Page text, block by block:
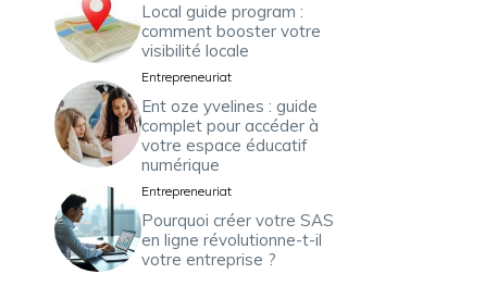
Local guide program :
comment booster votre
visibilité locale
Entrepreneuriat
Ent oze yvelines : guide
complet pour accéder à
votre espace éducatif
numérique
Entrepreneuriat
Pourquoi créer votre SAS
en ligne révolutionne-t-il
votre entreprise ?